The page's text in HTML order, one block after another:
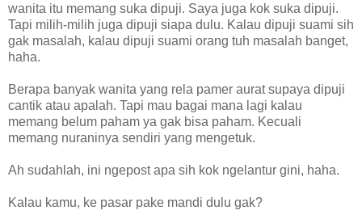
wanita itu memang suka dipuji. Saya juga kok suka dipuji.
Tapi milih-milih juga dipuji siapa dulu. Kalau dipuji suami sih
gak masalah, kalau dipuji suami orang tuh masalah banget,
haha.
Berapa banyak wanita yang rela pamer aurat supaya dipuji
cantik atau apalah. Tapi mau bagai mana lagi kalau
memang belum paham ya gak bisa paham. Kecuali
memang nuraninya sendiri yang mengetuk.
Ah sudahlah, ini ngepost apa sih kok ngelantur gini, haha.
Kalau kamu, ke pasar pake mandi dulu gak?